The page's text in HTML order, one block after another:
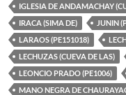
IGLESIA DE ANDAMACHAY
IRACA (SIMA DE)
JUNIN
LARAOS (PE151018)
LECHUZAS (CUEVA DE LAS)
LEONCIO PRADO (PE1006)
MANO NEGRA DE